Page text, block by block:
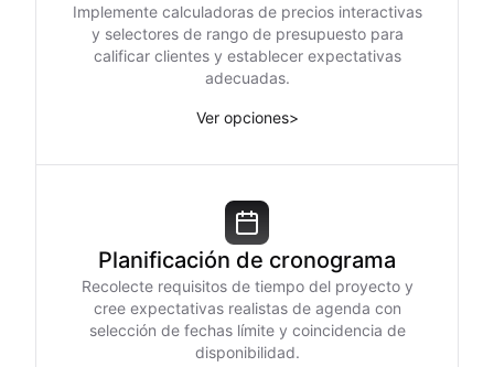
Implemente calculadoras de precios interactivas
y selectores de rango de presupuesto para
calificar clientes y establecer expectativas
adecuadas.
Ver opciones>
Planificación de cronograma
Recolecte requisitos de tiempo del proyecto y
cree expectativas realistas de agenda con
selección de fechas límite y coincidencia de
disponibilidad.